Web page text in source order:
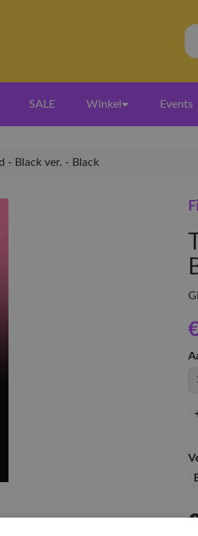
SALE Winkel Events
- Black ver. - Black